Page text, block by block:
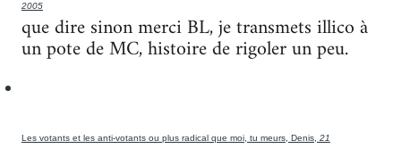
2005
que dire sinon merci BL, je transmets illico à
un pote de MC, histoire de rigoler un peu.
Les votants et les anti-votants ou plus radical que moi, tu meurs, Denis, 21